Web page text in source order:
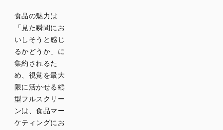
飲料
加工食
品（パ
ン・ハ
ム・乳
製品な
ど）
即席食
品・冷
凍食品
食品の魅力は
「見た瞬間にお
いしそうと感じ
るかどうか」に
集約されるた
め、視覚を最大
限に活かせる縦
型フルスクリー
ンは、食品マー
ケティングにお